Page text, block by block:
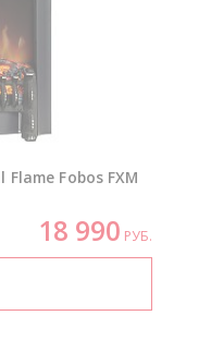
Fobos FXM
18 990 РУБ.